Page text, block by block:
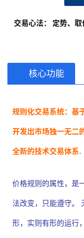
交易心法： 定势、取
核心功能
规则化交易系统：基
开发出市场独一无二
全新的技术交易体系.
价格规则的属性，是
法改变，只能遵守。
形，实则有形的运行